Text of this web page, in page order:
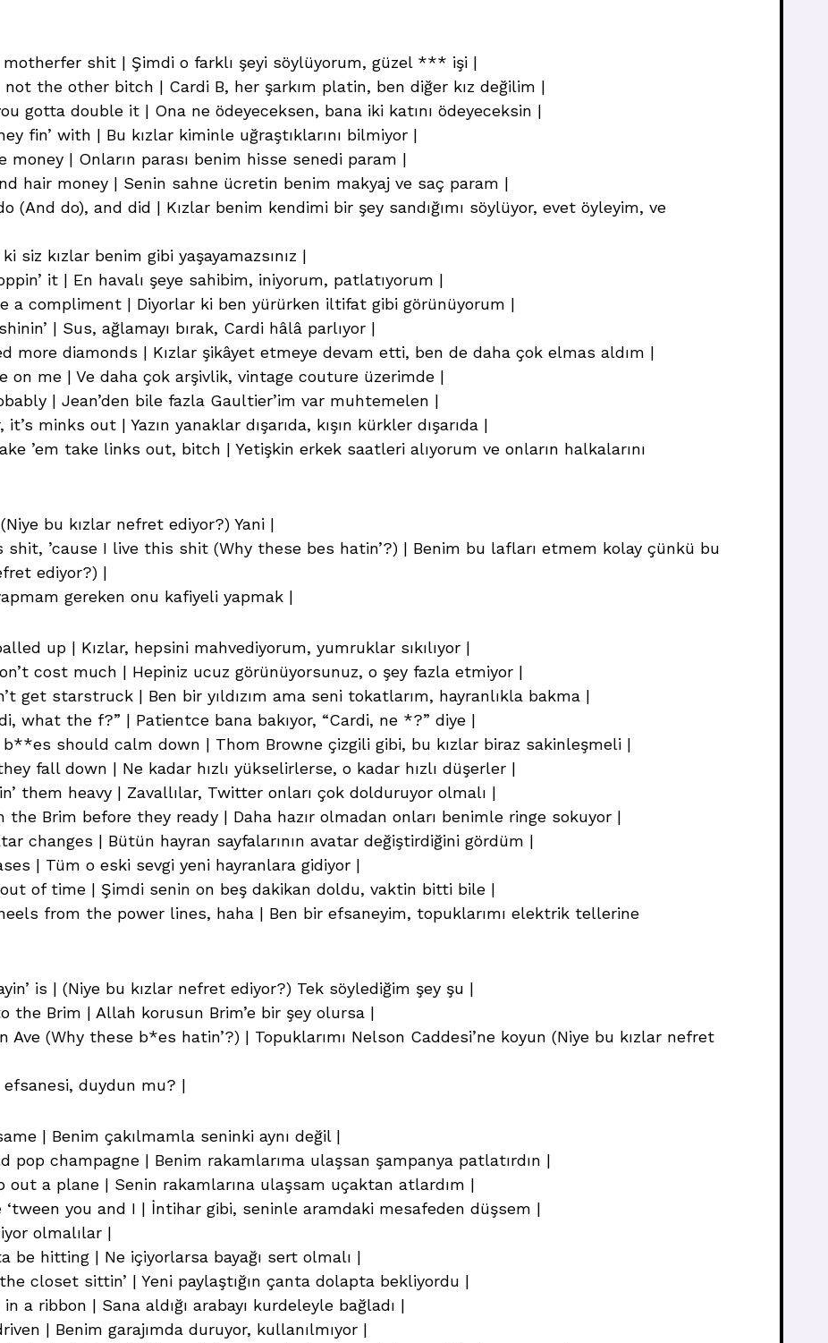
shit | Şimdi o farklı şeyi söylüyorum, güzel *** işi |
the other bitch | Cardi B, her şarkım platin, ben diğer kız değilim |
gotta double it | Ona ne ödeyeceksen, bana iki katını ödeyeceksin |
fin’ with | Bu kızlar kiminle uğraştıklarını bilmiyor |
| Onların parası benim hisse senedi param |
hair money | Senin sahne ücretin benim makyaj ve saç param |
(And do), and did | Kızlar benim kendimi bir şey sandığımı söylüyor, evet öyleyim, ve
siz kızlar benim gibi yaşayamazsınız |
it | En havalı şeye sahibim, iniyorum, patlatıyorum |
a compliment | Diyorlar ki ben yürürken iltifat gibi görünüyorum |
| Sus, ağlamayı bırak, Cardi hâlâ parlıyor |
more diamonds | Kızlar şikâyet etmeye devam etti, ben de daha çok elmas aldım |
on me | Ve daha çok arşivlik, vintage couture üzerimde |
| Jean’den bile fazla Gaultier’im var muhtemelen |
minks out | Yazın yanaklar dışarıda, kışın kürkler dışarıda |
’em take links out, bitch | Yetişkin erkek saatleri alıyorum ve onların halkalarını
bu kızlar nefret ediyor?) Yani |
’cause I live this shit (Why these bes hatin’?) | Benim bu lafları etmem kolay çünkü bu
ediyor?) |
gereken onu kafiyeli yapmak |
up | Kızlar, hepsini mahvediyorum, yumruklar sıkılıyor |
cost much | Hepiniz ucuz görünüyorsunuz, o şey fazla etmiyor |
get starstruck | Ben bir yıldızım ama seni tokatlarım, hayranlıkla bakma |
what the f?” | Patientce bana bakıyor, “Cardi, ne *?” diye |
should calm down | Thom Browne çizgili gibi, bu kızlar biraz sakinleşmeli |
fall down | Ne kadar hızlı yükselirlerse, o kadar hızlı düşerler |
them heavy | Zavallılar, Twitter onları çok dolduruyor olmalı |
Brim before they ready | Daha hazır olmadan onları benimle ringe sokuyor |
changes | Bütün hayran sayfalarının avatar değiştirdiğini gördüm |
| Tüm o eski sevgi yeni hayranlara gidiyor |
of time | Şimdi senin on beş dakikan doldu, vaktin bitti bile |
from the power lines, haha | Ben bir efsaneyim, topuklarımı elektrik tellerine
is | (Niye bu kızlar nefret ediyor?) Tek söylediğim şey şu |
the Brim | Allah korusun Brim’e bir şey olursa |
(Why these b*es hatin’?) | Topuklarımı Nelson Caddesi’ne koyun (Niye bu kızlar nefret
duydun mu? |
| Benim çakılmamla seninki aynı değil |
pop champagne | Benim rakamlarıma ulaşsan şampanya patlatırdın |
a plane | Senin rakamlarına ulaşsam uçaktan atlardım |
you and I | İntihar gibi, seninle aramdaki mesafeden düşsem |
olmalılar |
be hitting | Ne içiyorlarsa bayağı sert olmalı |
closet sittin’ | Yeni paylaştığın çanta dolapta bekliyordu |
ribbon | Sana aldığı arabayı kurdeleyle bağladı |
| Benim garajımda duruyor, kullanılmıyor |